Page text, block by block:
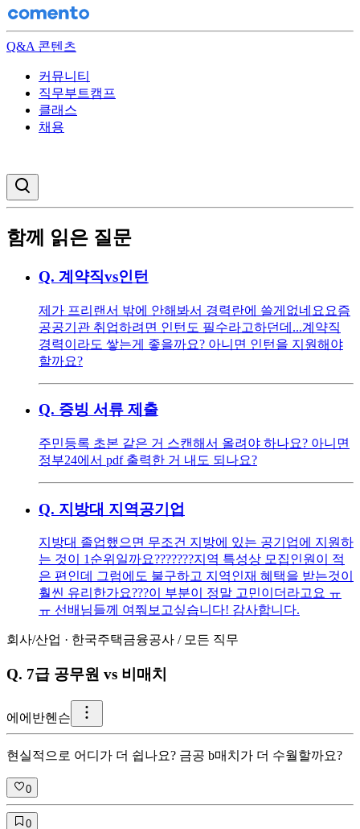
Q&A 콘텐츠
커뮤니티
직무부트캠프
클래스
채용
함께 읽은 질문
Q. 계약직vs인턴
제가 프리랜서 밖에 안해봐서 경력란에 쓸게없네요 ​ 요즘
공공기관 취업하려면 인턴도 필수라고하던데... ​ 계약직
경력이라도 쌓는게 좋을까요? 아니면 인턴을 지원해야
할까요?
Q. 증빙 서류 제출
주민등록 초본 같은 거 스캔해서 올려야 하나요? 아니면
정부24에서 pdf 출력한 거 내도 되나요?
Q. 지방대 지역공기업
지방대 졸업했으면 무조건 지방에 있는 공기업에 지원하
는 것이 1순위일까요??????? ​ ​ 지역 특성상 모집인원이 적
은 편인데 그럼에도 불구하고 지역인재 혜택을 받는것이
훨씬 유리한가요??? ​ 이 부분이 정말 고민이더라고요 ㅠ
ㅠ 선배님들께 여쭤보고싶습니다! 감사합니다.
회사/산업 · 한국주택금융공사 / 모든 직무
Q. 7급 공무원 vs 비매치
에 에반헨슨
현실적으로 어디가 더 쉽나요? 금공 b매치가 더 수월할까요?
0
0